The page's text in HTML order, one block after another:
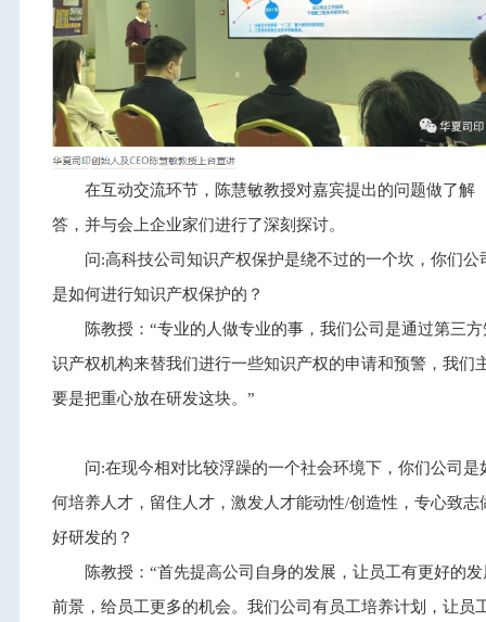
在互动交流环节，陈慧敏教授对嘉宾提出的问题做了解
答，并与会上企业家们进行了深刻探讨。
问:高科技公司知识产权保护是绕不过的一个坎，你们公
是如何进行知识产权保护的？
陈教授：“专业的人做专业的事，我们公司是通过第三方
识产权机构来替我们进行一些知识产权的申请和预警，我们
要是把重心放在研发这块。”
问:在现今相对比较浮躁的一个社会环境下，你们公司是
何培养人才，留住人才，激发人才能动性/创造性，专心致志
好研发的？
陈教授：“首先提高公司自身的发展，让员工有更好的发
前景，给员工更多的机会。我们公司有员工培养计划，让员